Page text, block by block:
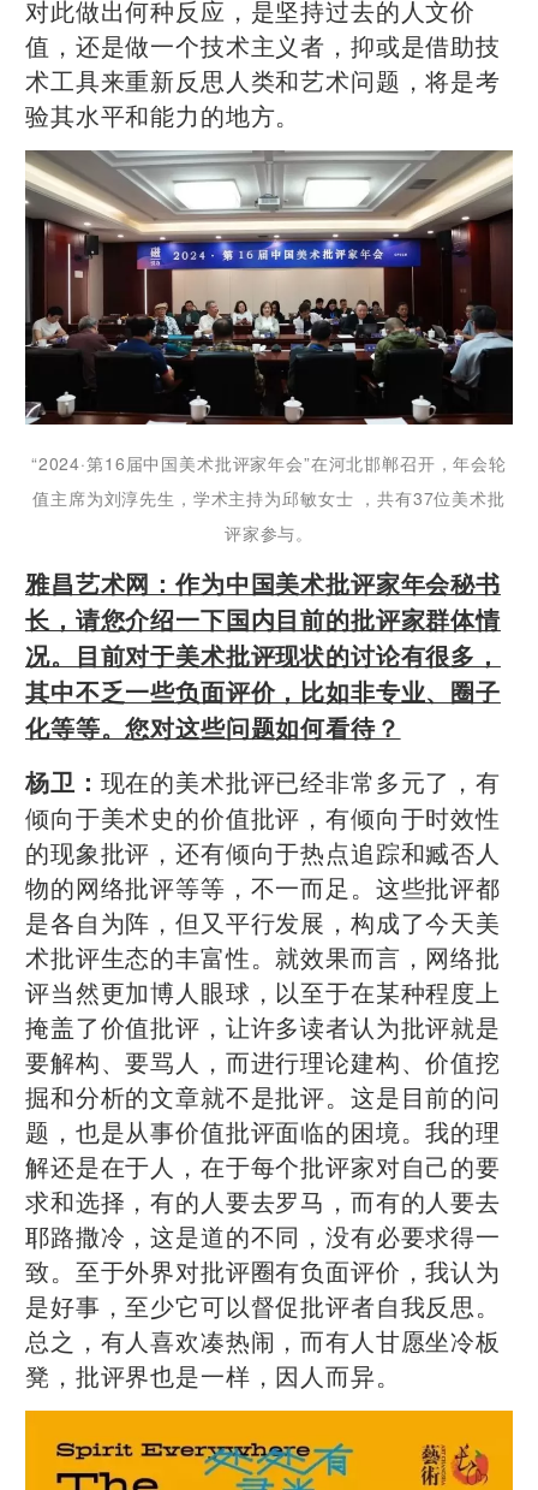
对此做出何种反应，是坚持过去的人文价
值，还是做一个技术主义者，抑或是借助技
术工具来重新反思人类和艺术问题，将是考
验其水平和能力的地方。
“2024·第16届中国美术批评家年会”在河北邯郸召开，年会轮
值主席为刘淳先生，学术主持为邱敏女士 ，共有37位美术批
评家参与。
雅昌艺术网：作为中国美术批评家年会秘书
长，请您介绍一下国内目前的批评家群体情
况。目前对于美术批评现状的讨论有很多，
其中不乏一些负面评价，比如非专业、圈子
化等等。您对这些问题如何看待？
杨卫： 现在的美术批评已经非常多元了，有
倾向于美术史的价值批评，有倾向于时效性
的现象批评，还有倾向于热点追踪和臧否人
物的网络批评等等，不一而足。这些批评都
是各自为阵，但又平行发展，构成了今天美
术批评生态的丰富性。就效果而言，网络批
评当然更加博人眼球，以至于在某种程度上
掩盖了价值批评，让许多读者认为批评就是
要解构、要骂人，而进行理论建构、价值挖
掘和分析的文章就不是批评。这是目前的问
题，也是从事价值批评面临的困境。我的理
解还是在于人，在于每个批评家对自己的要
求和选择，有的人要去罗马，而有的人要去
耶路撒冷，这是道的不同，没有必要求得一
致。至于外界对批评圈有负面评价，我认为
是好事，至少它可以督促批评者自我反思。
总之，有人喜欢凑热闹，而有人甘愿坐冷板
凳，批评界也是一样，因人而异。